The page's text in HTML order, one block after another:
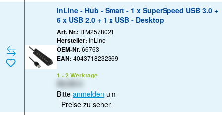
InLine - Hub - Smart - 1 x SuperSpeed USB 3.0 +
6 x USB 2.0 + 1 x USB - Desktop
Art. Nr.: ITM2578021
Hersteller: InLine
OEM-Nr.66763
EAN: 4043718232369
1 - 2 Werktage
Bitte anmelden um
Preise zu sehen